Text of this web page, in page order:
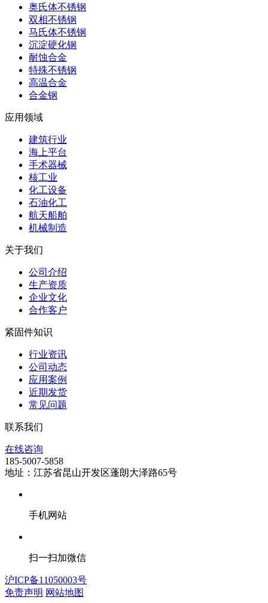
奥氏体不锈钢
双相不锈钢
马氏体不锈钢
沉淀硬化钢
耐蚀合金
特殊不锈钢
高温合金
合金钢
应用领域
建筑行业
海上平台
手术器械
核工业
化工设备
石油化工
航天船舶
机械制造
关于我们
公司介绍
生产资质
企业文化
合作客户
紧固件知识
行业资讯
公司动态
应用案例
近期发货
常见问题
联系我们
在线咨询
185-5007-5858
地址：江苏省昆山开发区蓬朗大泽路65号
手机网站
扫一扫加微信
沪ICP备11050003号
免责声明 网站地图